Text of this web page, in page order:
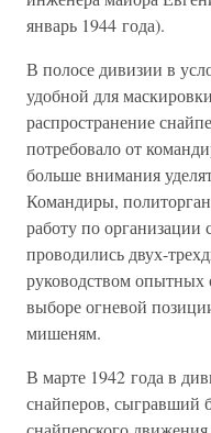
январь 1944 года).
В полосе дивизии в
удобной для
распространение
потребовало от
больше внимания
Командиры,
работу по организации
проводились двух-
руководством опытных
выборе огневой
мишеням.
В марте 1942 года в
снайперов, сыгравший